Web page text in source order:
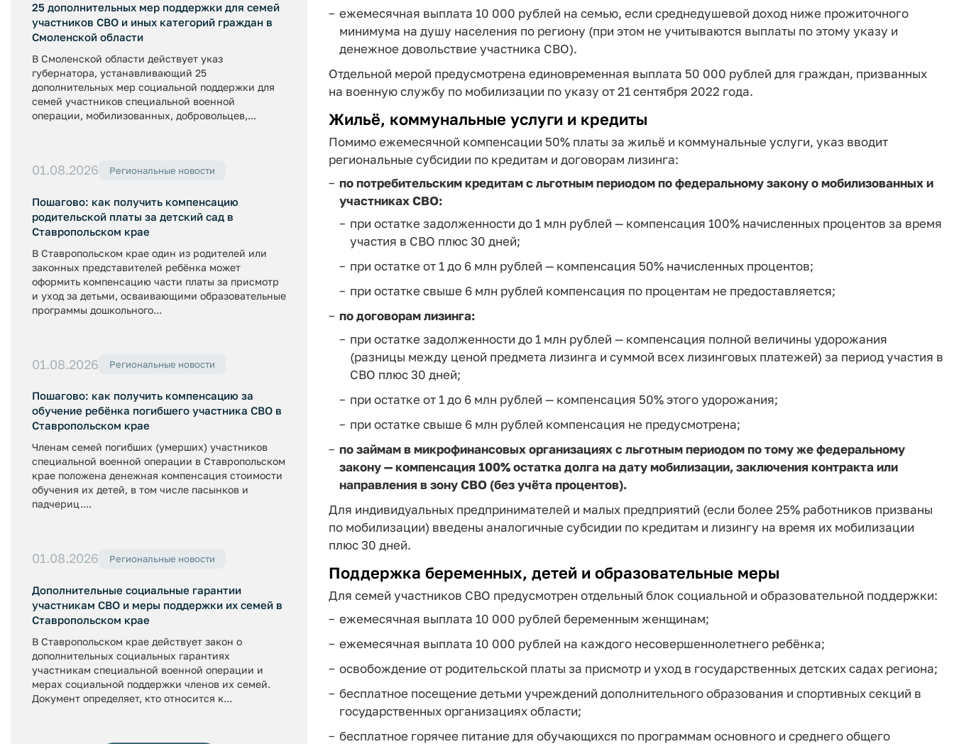
25 дополнительных мер поддержки для семей
участников СВО и иных категорий граждан в
Смоленской области
В Смоленской области действует указ
губернатора, устанавливающий 25
дополнительных мер социальной поддержки для
семей участников специальной военной
операции, мобилизованных, добровольцев,...
01.08.2026 Региональные новости
Пошагово: как получить компенсацию
родительской платы за детский сад в
Ставропольском крае
В Ставропольском крае один из родителей или
законных представителей ребёнка может
оформить компенсацию части платы за присмотр
и уход за детьми, осваивающими образовательные
программы дошкольного...
01.08.2026 Региональные новости
Пошагово: как получить компенсацию за
обучение ребёнка погибшего участника СВО в
Ставропольском крае
Членам семей погибших (умерших) участников
специальной военной операции в Ставропольском
крае положена денежная компенсация стоимости
обучения их детей, в том числе пасынков и
падчериц....
01.08.2026 Региональные новости
Дополнительные социальные гарантии
участникам СВО и меры поддержки их семей в
Ставропольском крае
В Ставропольском крае действует закон о
дополнительных социальных гарантиях
участникам специальной военной операции и
мерах социальной поддержки членов их семей.
Документ определяет, кто относится к...
ежемесячная выплата 10 000 рублей на семью, если среднедушевой доход ниже прожиточного
минимума на душу населения по региону (при этом не учитываются выплаты по этому указу и
денежное довольствие участника СВО).
Отдельной мерой предусмотрена единовременная выплата 50 000 рублей для граждан, призванных
на военную службу по мобилизации по указу от 21 сентября 2022 года.
Жильё, коммунальные услуги и кредиты
Помимо ежемесячной компенсации 50% платы за жильё и коммунальные услуги, указ вводит
региональные субсидии по кредитам и договорам лизинга:
по потребительским кредитам с льготным периодом по федеральному закону о мобилизованных и
участниках СВО:
при остатке задолженности до 1 млн рублей — компенсация 100% начисленных процентов за время
участия в СВО плюс 30 дней;
при остатке от 1 до 6 млн рублей — компенсация 50% начисленных процентов;
при остатке свыше 6 млн рублей компенсация по процентам не предоставляется;
по договорам лизинга:
при остатке задолженности до 1 млн рублей — компенсация полной величины удорожания
(разницы между ценой предмета лизинга и суммой всех лизинговых платежей) за период участия в
СВО плюс 30 дней;
при остатке от 1 до 6 млн рублей — компенсация 50% этого удорожания;
при остатке свыше 6 млн рублей компенсация не предусмотрена;
по займам в микрофинансовых организациях с льготным периодом по тому же федеральному
закону — компенсация 100% остатка долга на дату мобилизации, заключения контракта или
направления в зону СВО (без учёта процентов).
Для индивидуальных предпринимателей и малых предприятий (если более 25% работников призваны
по мобилизации) введены аналогичные субсидии по кредитам и лизингу на время их мобилизации
плюс 30 дней.
Поддержка беременных, детей и образовательные меры
Для семей участников СВО предусмотрен отдельный блок социальной и образовательной поддержки:
ежемесячная выплата 10 000 рублей беременным женщинам;
ежемесячная выплата 10 000 рублей на каждого несовершеннолетнего ребёнка;
освобождение от родительской платы за присмотр и уход в государственных детских садах региона;
бесплатное посещение детьми учреждений дополнительного образования и спортивных секций в
государственных организациях области;
бесплатное горячее питание для обучающихся по программам основного и среднего общего